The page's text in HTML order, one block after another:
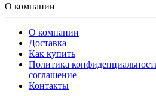
О компании
О компании
Доставка
Как купить
Политика
соглашение
Контакты